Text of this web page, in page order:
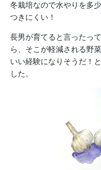
冬栽培なので水やりを多
つきにくい！
長男が育てると言ったっ
ら、そこが軽減される野
いい経験になりそうだ！
した。